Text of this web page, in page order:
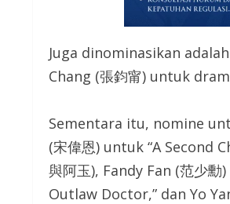
Juga dinominasikan
Chang (張鈞甯) untuk
Sementara itu, nomine
(宋偉恩) untuk “A Second
與阿玉), Fandy Fan (范少
Outlaw Doctor,” dan Yo